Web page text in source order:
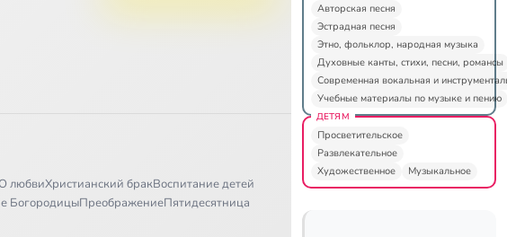
любвиХристианский бракВоспитание детей
БогородицыПреображениеПятидесятница
Авторская песня
Эстрадная песня
Этно, фольклор, народная музыка
Духовные канты, стихи, песни, романсы
Современная вокальная и
Учебные материалы по музыке и пению
ДЕТЯМ
Просветительское
Развлекательное
Художественное
Музыкальное